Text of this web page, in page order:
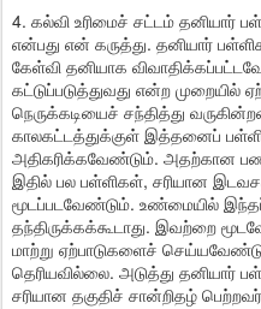
4. கல்வி உரிமைச் சட்டம் தனியார்
என்பது என் கருத்து. தனியார்
கேள்வி தனியாக
கட்டுப்படுத்துவது என்ற
நெருக்கடியைச் சந்தித்து
காலகட்டத்துக்குள் இத்தனைப்
அதிகரிக்கவேண்டும். அதற்கான
இதில் பல பள்ளிகள், சரியான
மூடப்படவேண்டும். உண்மையில்
தந்திருக்கக்கூடாது. இவற்றை
மாற்று ஏற்பாடுகளைச்
தெரியவில்லை. அடுத்து தனியார்
சரியான தகுதிச் சான்றிதழ்